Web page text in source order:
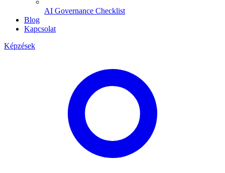
AI Governance Checklist
Blog
Kapcsolat
Képzések